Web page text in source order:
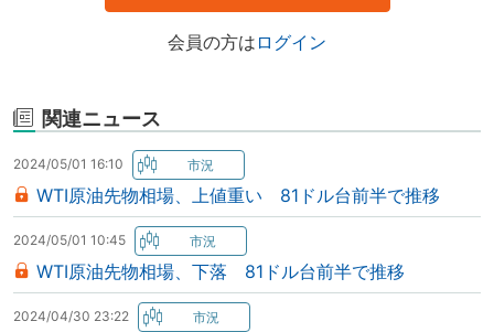
会員の方は ログイン
関連ニュース
2024/05/01 16:10
WTI原油先物相場、上値重い 81ドル台前半で推移
2024/05/01 10:45
WTI原油先物相場、下落 81ドル台前半で推移
2024/04/30 23:22